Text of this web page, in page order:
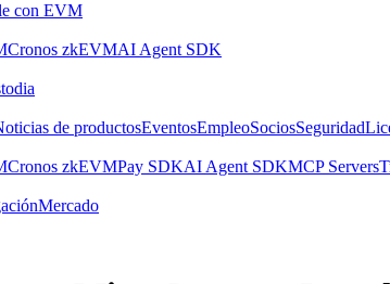
con EVM
Cronos zkEVMAI Agent SDK
de productosEventosEmpleoSociosSeguridad
Cronos zkEVMPay SDKAI Agent SDKMCP Servers
Mercado